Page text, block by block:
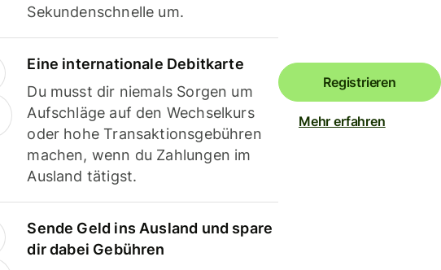
Sekundenschnelle um.
Eine internationale Debitkarte
Du musst dir niemals Sorgen um
Aufschläge auf den Wechselkurs
oder hohe Transaktionsgebühren
machen, wenn du Zahlungen im
Ausland tätigst.
Sende Geld ins Ausland und spare
dir dabei Gebühren
Registrieren
Mehr erfahren